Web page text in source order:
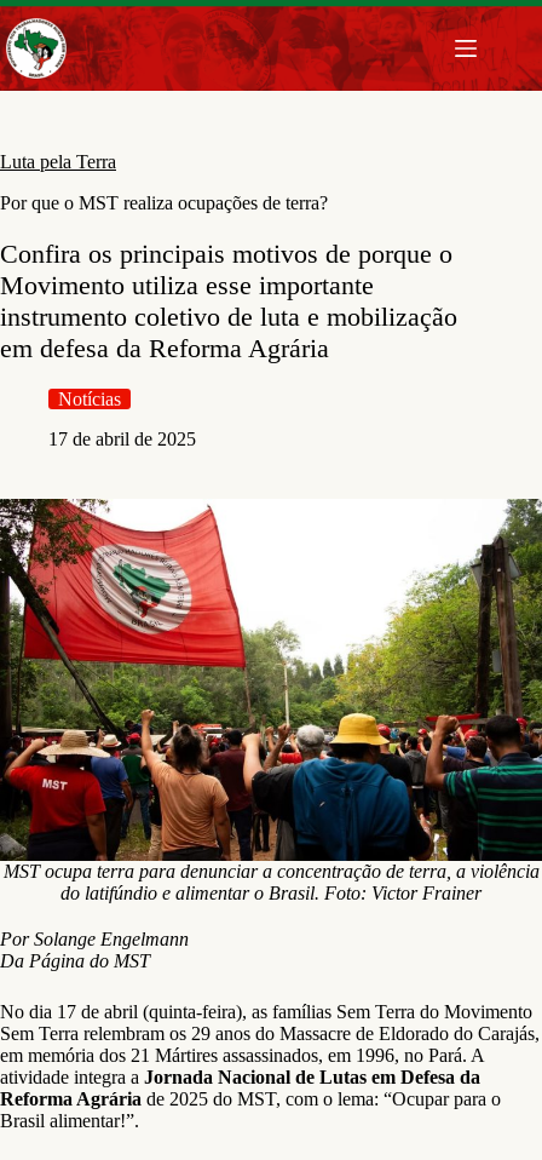
Pular
para
o
conteúdo
Luta pela Terra
Por que o MST realiza ocupações de terra?
Confira os principais motivos de porque o
Movimento utiliza esse importante
instrumento coletivo de luta e mobilização
em defesa da Reforma Agrária
Notícias
17 de abril de 2025
MST ocupa terra para denunciar a concentração de terra, a violência
do latifúndio e alimentar o Brasil. Foto: Victor Frainer
Por Solange Engelmann
Da Página do MST
No dia 17 de abril (quinta-feira), as famílias Sem Terra do Movimento
Sem Terra relembram os 29 anos do Massacre de Eldorado do Carajás,
em memória dos 21 Mártires assassinados, em 1996, no Pará. A
atividade integra a Jornada Nacional de Lutas em Defesa da
Reforma Agrária de 2025 do MST, com o lema: “Ocupar para o
Brasil alimentar!”.